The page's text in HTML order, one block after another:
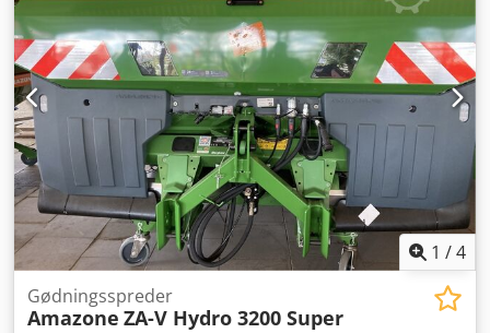
1 /4
Gødningsspreder
Amazone ZA-V Hydro 3200 Super